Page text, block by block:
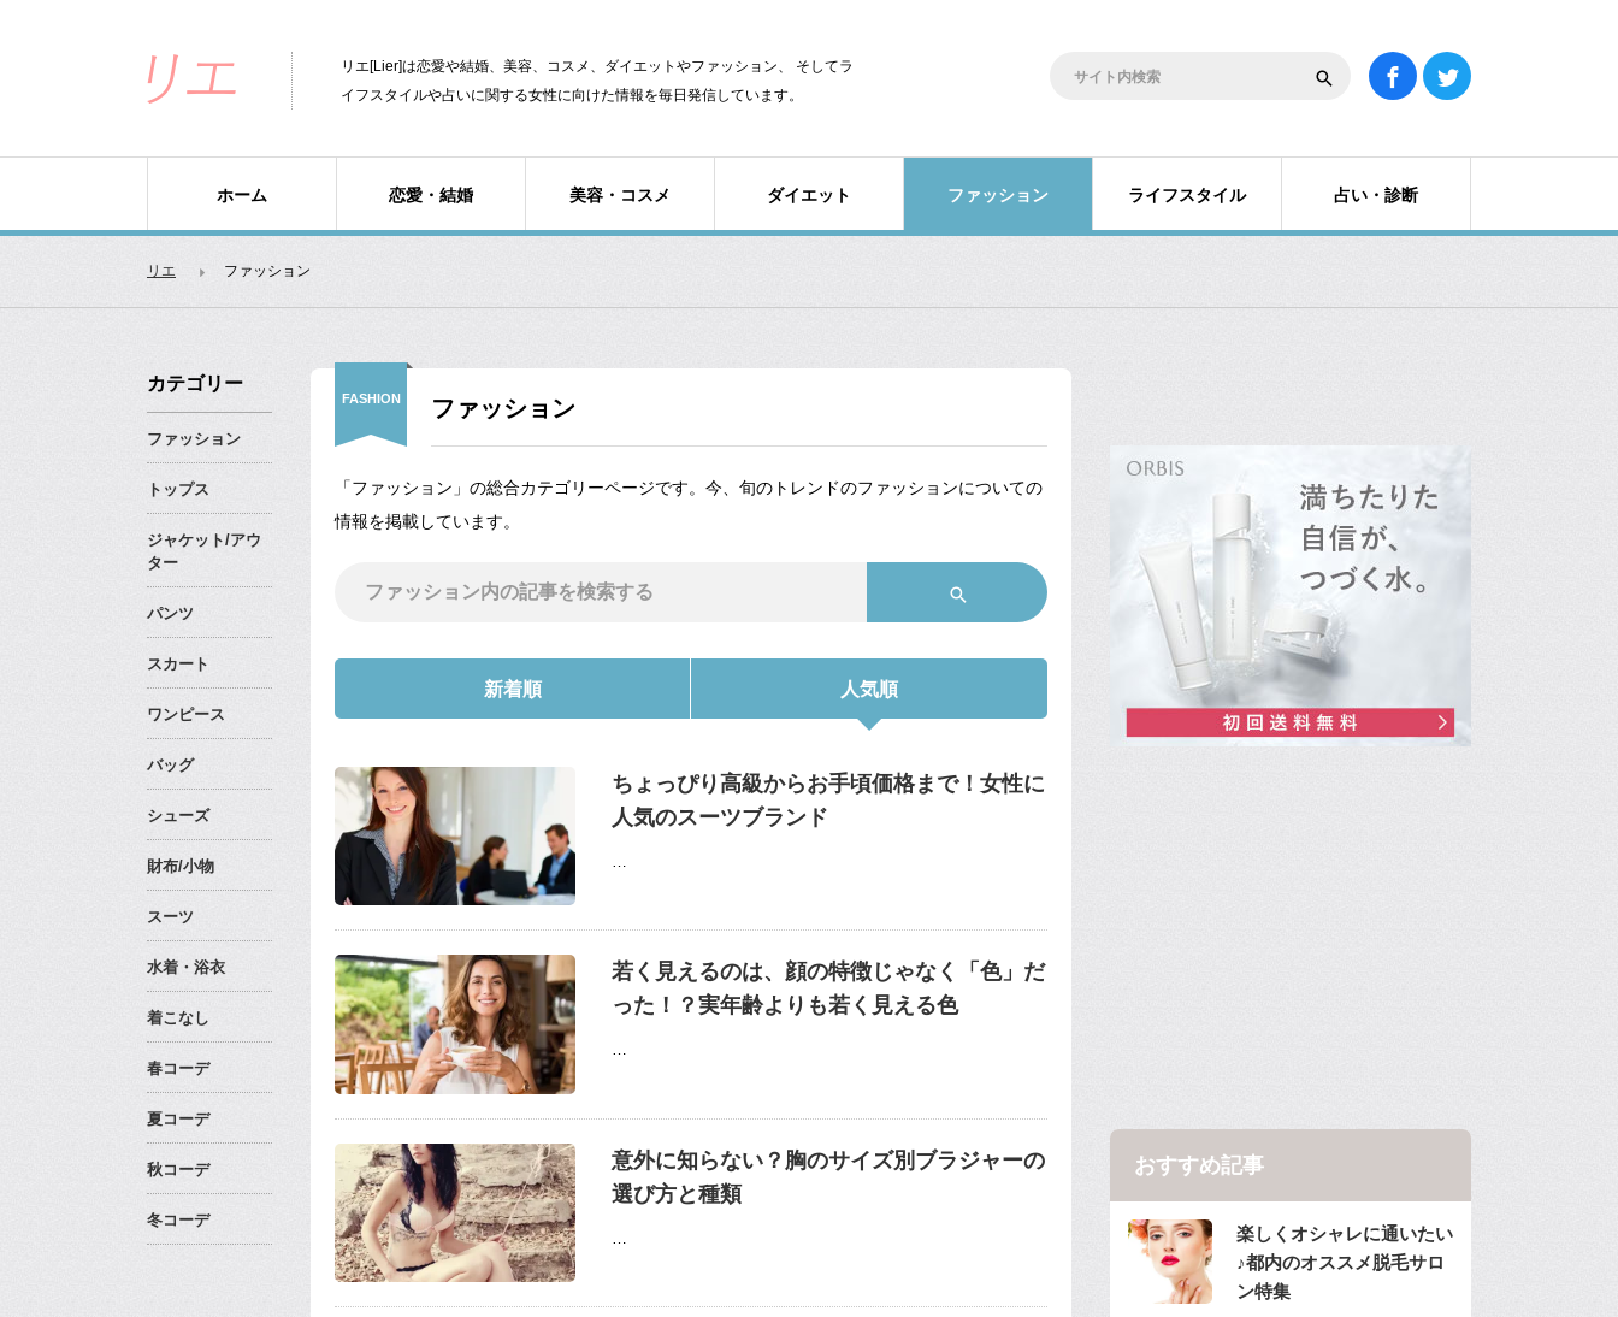
リエ[Lier]は恋愛や結婚、美容、コスメ、ダイエットやファッション、 そしてラ
イフスタイルや占いに関する女性に向けた情報を毎日発信しています。
ホーム 恋愛・結婚 美容・コスメ ダイエット ファッション ライフスタイル 占い・診断
リエ ファッション
FASHION ファッション
「ファッション」の総合カテゴリーページです。今、旬のトレンドのファッションについての
情報を掲載しています。
新着順 人気順
ちょっぴり高級からお手頃価格まで！女性に
人気のスーツブランド
…
若く見えるのは、顔の特徴じゃなく「色」だ
った！？実年齢よりも若く見える色
…
意外に知らない？胸のサイズ別ブラジャーの
選び方と種類
カテゴリー
ファッション
トップス
ジャケット/アウ
ター
パンツ
スカート
ワンピース
バッグ
シューズ
財布/小物
スーツ
水着・浴衣
着こなし
春コーデ
夏コーデ
秋コーデ
冬コーデ
おすすめ記事
楽しくオシャレに通いたい
♪都内のオススメ脱毛サロ
ン特集